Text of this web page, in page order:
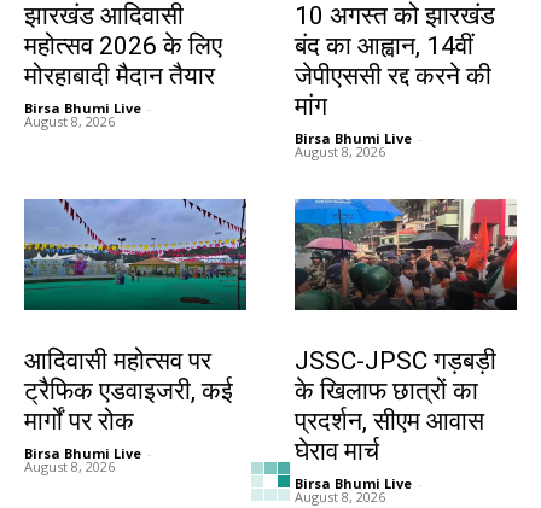
झारखंड आदिवासी
महोत्सव 2026 के लिए
मोरहाबादी मैदान तैयार
Birsa Bhumi Live -
August 8, 2026
10 अगस्त को झारखंड
बंद का आह्वान, 14वीं
जेपीएससी रद्द करने की
मांग
Birsa Bhumi Live -
August 8, 2026
आदिवासी महोत्सव पर
ट्रैफिक एडवाइजरी, कई
मार्गों पर रोक
Birsa Bhumi Live -
August 8, 2026
JSSC-JPSC गड़बड़ी
के खिलाफ छात्रों का
प्रदर्शन, सीएम आवास
घेराव मार्च
Birsa Bhumi Live -
August 8, 2026